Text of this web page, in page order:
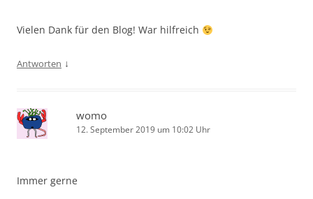
Vielen Dank für den Blog! War hilfreich
Antworten ↓
womo
12. September 2019 um 10:02 Uhr
Immer gerne